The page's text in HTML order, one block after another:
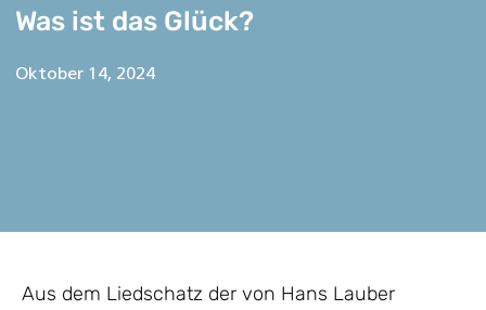
Was ist das Glück?
Oktober 14, 2024
Aus dem Liedschatz der von Hans Lauber